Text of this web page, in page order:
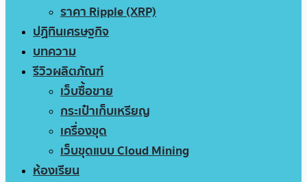
ราคา Ripple (XRP)
ปฏิทินเศรษฐกิจ
บทความ
รีวิวผลิตภัณฑ์
เว็บซื้อขาย
กระเป๋าเก็บเหรียญ
เครื่องขุด
เว็บขุดแบบ Cloud Mining
ห้องเรียน